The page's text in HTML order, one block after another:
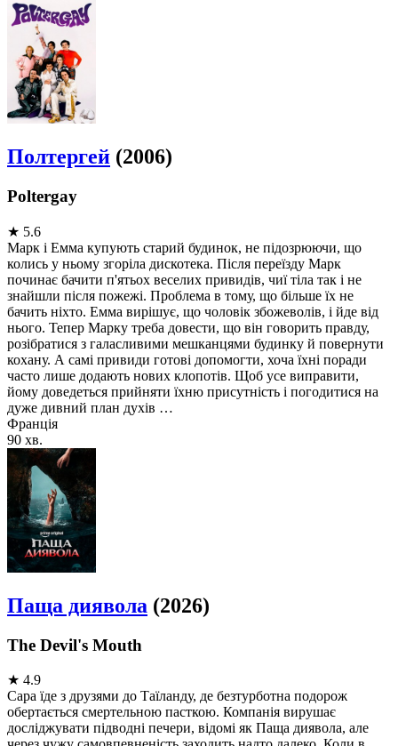
Полтергей (2006)
Poltergay
★ 5.6
Марк і Емма купують старий будинок, не підозрюючи, що
колись у ньому згоріла дискотека. Після переїзду Марк
починає бачити п'ятьох веселих привидів, чиї тіла так і не
знайшли після пожежі. Проблема в тому, що більше їх не
бачить ніхто. Емма вирішує, що чоловік збожеволів, і йде від
нього. Тепер Марку треба довести, що він говорить правду,
розібратися з галасливими мешканцями будинку й повернути
кохану. А самі привиди готові допомогти, хоча їхні поради
часто лише додають нових клопотів. Щоб усе виправити,
йому доведеться прийняти їхню присутність і погодитися на
дуже дивний план духів …
Франція
90 хв.
Паща диявола (2026)
The Devil's Mouth
★ 4.9
Сара їде з друзями до Таїланду, де безтурботна подорож
обертається смертельною пасткою. Компанія вирушає
досліджувати підводні печери, відомі як Паща диявола, але